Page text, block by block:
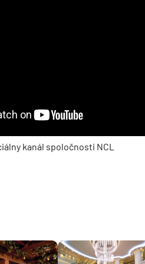
kanál spoločnosti NCL